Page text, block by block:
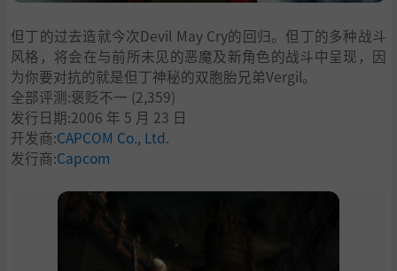
但丁的过去造就今次Devil May Cry的回归。但丁的多种战斗
风格，将会在与前所未见的恶魔及新角色的战斗中呈现，因
为你要对抗的就是但丁神秘的双胞胎兄弟Vergil。
全部评测:褒贬不一 (2,359)
发行日期:2006 年 5 月 23 日
开发商:CAPCOM Co., Ltd.
发行商:Capcom